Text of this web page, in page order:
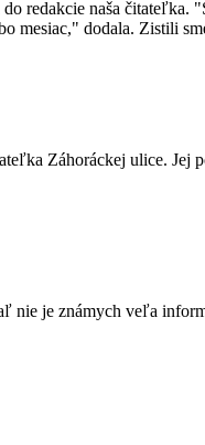
redakcie naša
mesiac," dodala. Zistili
Záhoráckej ulice. Jej
je známych veľa